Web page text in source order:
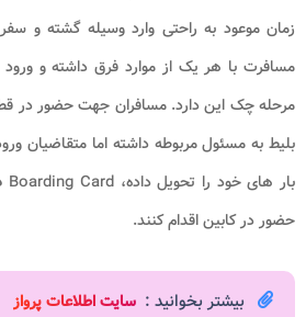
زمان موعود به راحتی وارد وسیله گشته و سفر
مسافرت با هر یک از موارد فرق داشته و ورود
مرحله چک این دارد. مسافران جهت حضور در قطار
بلیط به مسئول مربوطه داشته اما متقاضیان
بار های خود را تحویل داده، Boarding Card
حضور در کابین اقدام کنند.
بیشتر بخوانید : سایت اطلاعات پرواز